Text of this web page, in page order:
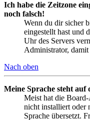
Ich habe die Zeitzone
noch falsch!
Wenn du dir sicher
eingestellt hast und
Uhr des Servers
Administrator, damit
Nach oben
Meine Sprache steht
Meist hat die
nicht installiert oder
Sprache übersetzt.